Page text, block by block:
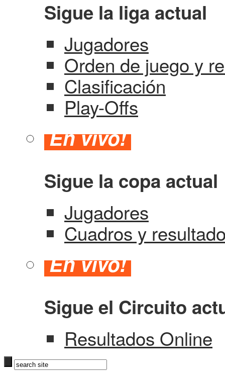
Sigue la liga actual
Jugadores
Orden de juego y
Clasificación
Play-Offs
En vivo!
Sigue la copa actual
Jugadores
Cuadros y
En vivo!
Sigue el Circuito
Resultados Online